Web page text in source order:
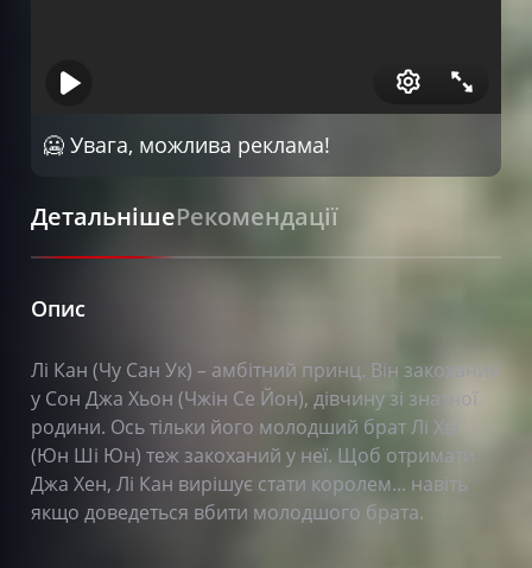
Серія 15
Серія 16
🥶 Увага, можлива реклама!
ДетальнішеРекомендації
Опис
Лі Кан (Чу Сан Ук) – амбітний принц. Він закоханий
у Сон Джа Хьон (Чжін Се Йон), дівчину зі знатної
родини. Ось тільки його молодший брат Лі Хві
(Юн Ші Юн) теж закоханий у неї. Щоб отримати
Джа Хен, Лі Кан вирішує стати королем... навіть
якщо доведеться вбити молодшого брата.